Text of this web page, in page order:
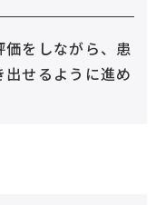
をしながら、患
せるように進め